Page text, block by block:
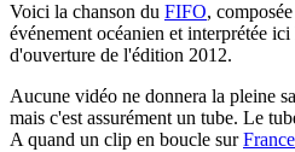
Voici la chanson du FIFO,
événement océanien et interprétée
d'ouverture de l'édition 2012.
Aucune vidéo ne donnera la pleine
mais c'est assurément un tube. Le
A quand un clip en boucle sur